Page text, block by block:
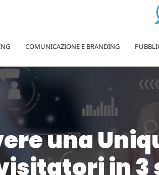
COMUNICAZIONE E BRANDING
una
in 3